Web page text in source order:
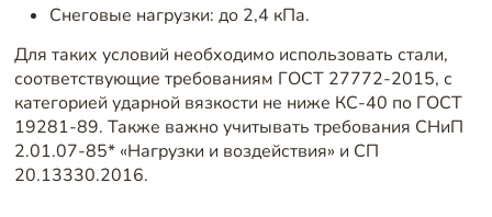
Снеговые нагрузки: до 2,4 кПа.
Для таких условий необходимо использовать стали,
соответствующие требованиям ГОСТ 27772-2015, с
категорией ударной вязкости не ниже КС-40 по ГОСТ
19281-89. Также важно учитывать требования СНиП
2.01.07-85* «Нагрузки и воздействия» и СП
20.13330.2016.